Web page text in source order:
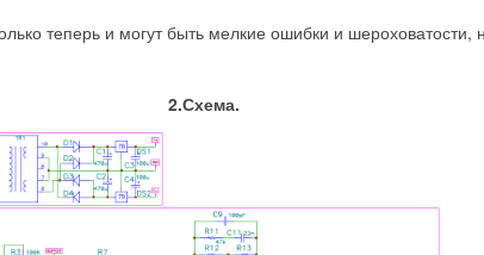
теперь и могут быть мелкие ошибки и
2.Схема.